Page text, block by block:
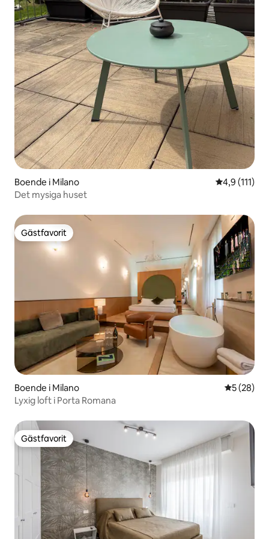
Boende i Milano 4,9 av 5 i
4,9 (111)
Det mysiga huset
Gästfavorit
Gästfavorit
Boende i Milano 5 av 5 i
5 (28)
Lyxig loft i Porta Romana
Gästfavorit
Gästfavorit